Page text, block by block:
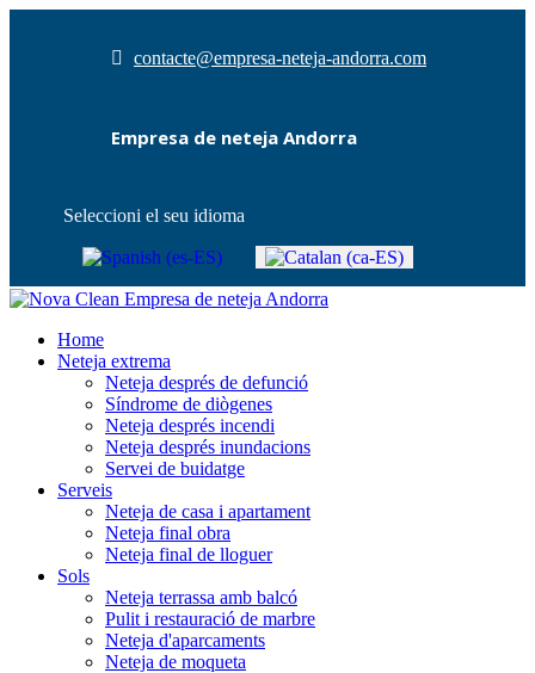
contacte@empresa-neteja-andorra.com
Empresa de neteja Andorra
Seleccioni el seu idioma
Home
Neteja extrema
Neteja després de defunció
Síndrome de diògenes
Neteja després incendi
Neteja després inundacions
Servei de buidatge
Serveis
Neteja de casa i apartament
Neteja final obra
Neteja final de lloguer
Sols
Neteja terrassa amb balcó
Pulit i restauració de marbre
Neteja d'aparcaments
Neteja de moqueta